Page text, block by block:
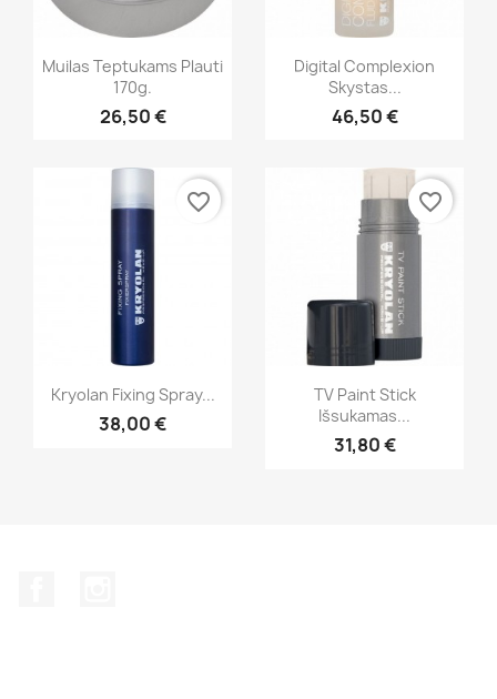
Greita peržiūra
Muilas Teptukams Plauti
170g.
26,50 €
Greita peržiūra
+11
Digital Complexion
Skystas...
46,50 €
Greita peržiūra
Kryolan Fixing Spray...
38,00 €
favorite_border
Greita peržiūra
+21
TV Paint Stick
Išsukamas...
31,80 €
favorite_border